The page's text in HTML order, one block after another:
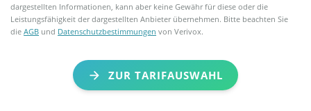
dargestellten Informationen, kann aber keine Gewähr für diese oder die
Leistungsfähigkeit der dargestellten Anbieter übernehmen. Bitte beachten Sie
dieAGB und Datenschutzbestimmungen von Verivox.
ZUR TARIFAUSWAHL